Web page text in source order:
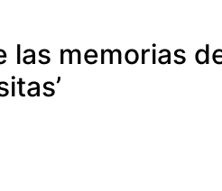
las memorias